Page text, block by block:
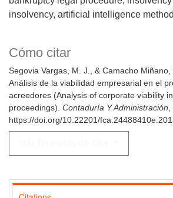
insolvency artificial intelligence
Cómo citar
Segovia Vargas, M. J., & Camacho Miñano,
Análisis de la viabilidad empresarial en el
acreedores (Analysis of corporate viability
proceedings). Contaduría Y Administración
https://doi.org/10.22201/